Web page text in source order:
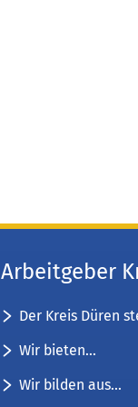
Arbeitgeber
Der Kreis Düren
Wir bieten...
Wir bilden aus...